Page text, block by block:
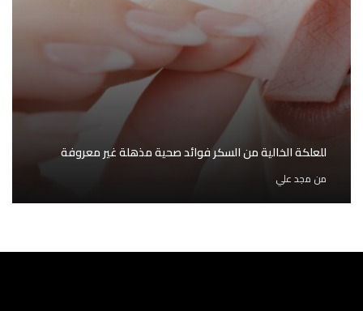
للعلكة الخالية من السكر فوائد صحية مذهلة غير معروفة
من مجد علي